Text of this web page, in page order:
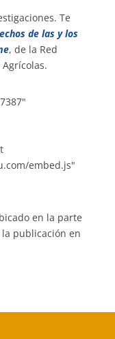
Te
de las y los
, de la Red
embed.js"
en la parte
publicación en